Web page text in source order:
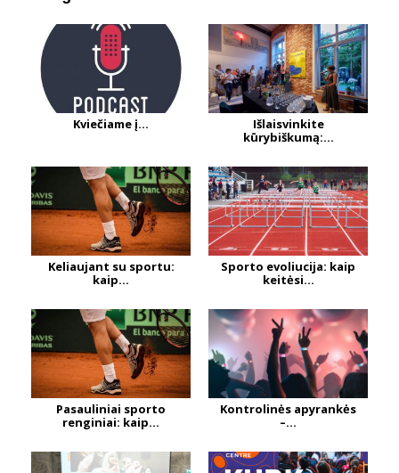
Kviečiame į...
Išlaisvinkite
kūrybiškumą:...
Keliaujant su sportu:
kaip...
Sporto evoliucija: kaip
keitėsi...
Pasauliniai sporto
renginiai: kaip...
Kontrolinės apyrankės
–...